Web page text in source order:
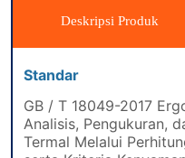
Deskripsi Produk